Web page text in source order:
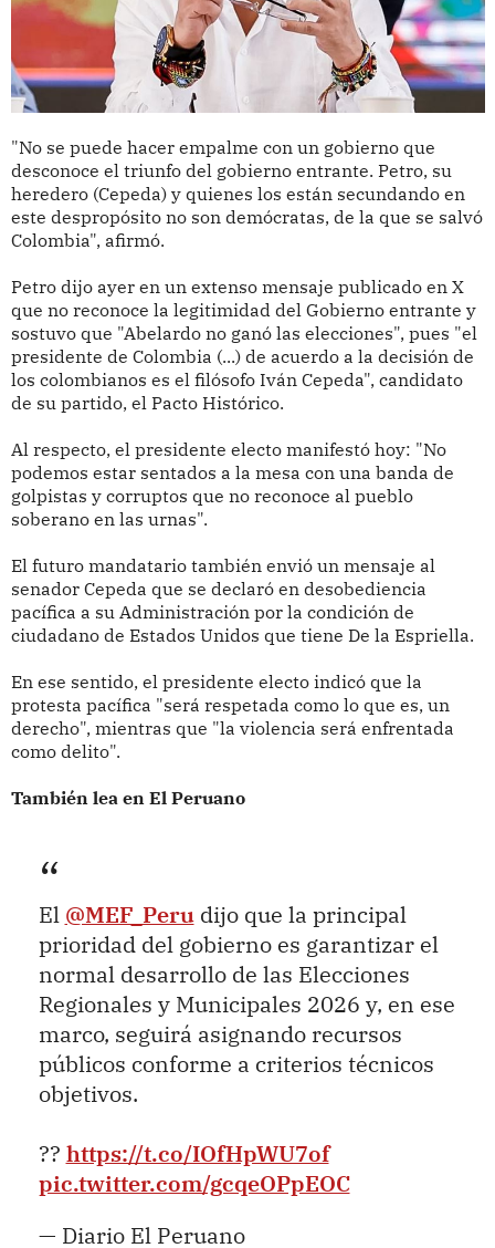
"No se puede hacer empalme con un gobierno que
desconoce el triunfo del gobierno entrante. Petro, su
heredero (Cepeda) y quienes los están secundando en
este despropósito no son demócratas, de la que se salvó
Colombia", afirmó.
Petro dijo ayer en un extenso mensaje publicado en X
que no reconoce la legitimidad del Gobierno entrante y
sostuvo que "Abelardo no ganó las elecciones", pues "el
presidente de Colombia (...) de acuerdo a la decisión de
los colombianos es el filósofo Iván Cepeda", candidato
de su partido, el Pacto Histórico.
Al respecto, el presidente electo manifestó hoy: "No
podemos estar sentados a la mesa con una banda de
golpistas y corruptos que no reconoce al pueblo
soberano en las urnas".
El futuro mandatario también envió un mensaje al
senador Cepeda que se declaró en desobediencia
pacífica a su Administración por la condición de
ciudadano de Estados Unidos que tiene De la Espriella.
En ese sentido, el presidente electo indicó que la
protesta pacífica "será respetada como lo que es, un
derecho", mientras que "la violencia será enfrentada
como delito".
También lea en El Peruano
El @MEF_Perudijo que la principal
prioridad del gobierno es garantizar el
normal desarrollo de las Elecciones
Regionales y Municipales 2026 y, en ese
marco, seguirá asignando recursos
públicos conforme a criterios técnicos
objetivos.
?? https://t.co/IOfHpWU7of
pic.twitter.com/gcqeOPpEOC
— Diario El Peruano